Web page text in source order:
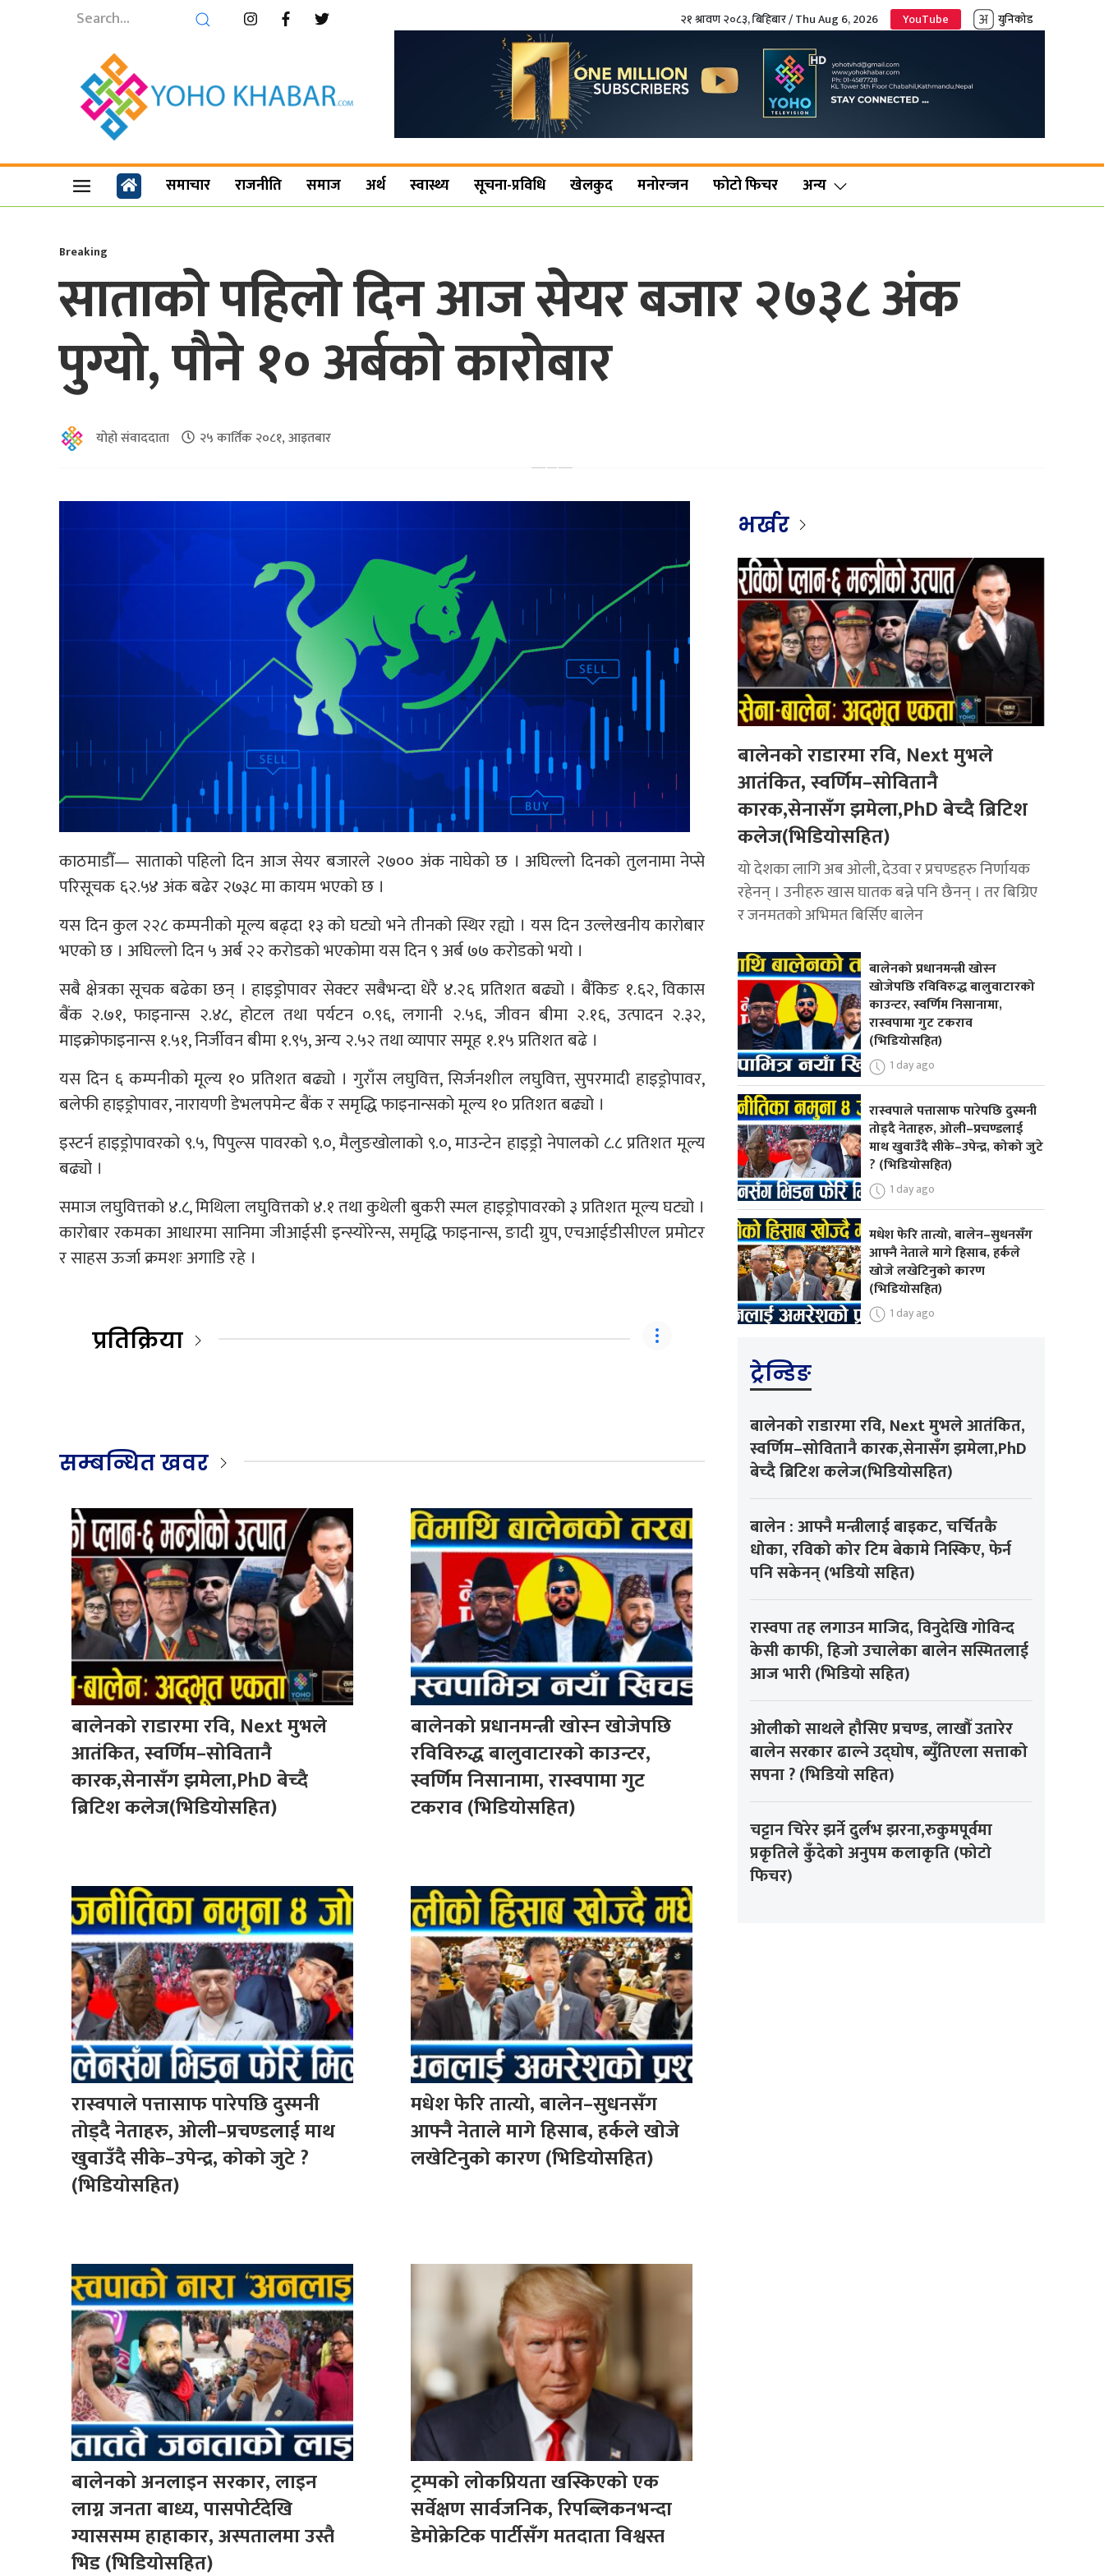
२१ श्रावण २०८३, बिहिबार / Thu Aug 6, 2026 YouTube युनिकोड
समाचार राजनीति समाज अर्थ स्वास्थ्य सूचना-प्रविधि खेलकुद मनोरन्जन फोटो फिचर अन्य
Breaking
साताको पहिलो दिन आज सेयर बजार २७३८ अंक
पुग्यो, पौने १० अर्बको कारोबार
योहो संवाददाता २५ कार्तिक २०८१, आइतबार
काठमाडौँ— साताको पहिलो दिन आज सेयर बजारले २७०० अंक नाघेको छ । अघिल्लो दिनको तुलनामा नेप्से
परिसूचक ६२.५४ अंक बढेर २७३८ मा कायम भएको छ ।
यस दिन कुल २२८ कम्पनीको मूल्य बढ्दा १३ को घट्यो भने तीनको स्थिर रह्यो । यस दिन उल्लेखनीय कारोबार
भएको छ । अघिल्लो दिन ५ अर्ब २२ करोडको भएकोमा यस दिन ९ अर्ब ७७ करोडको भयो ।
सबै क्षेत्रका सूचक बढेका छन् । हाइड्रोपावर सेक्टर सबैभन्दा धेरै ४.२६ प्रतिशत बढ्यो । बैंकिङ १.६२, विकास
बैंक २.७१, फाइनान्स २.४८, होटल तथा पर्यटन ०.९६, लगानी २.५६, जीवन बीमा २.१६, उत्पादन २.३२,
माइक्रोफाइनान्स १.५१, निर्जीवन बीमा १.९५, अन्य २.५२ तथा व्यापार समूह १.१५ प्रतिशत बढे ।
यस दिन ६ कम्पनीको मूल्य १० प्रतिशत बढ्यो । गुराँस लघुवित्त, सिर्जनशील लघुवित्त, सुपरमादी हाइड्रोपावर,
बलेफी हाइड्रोपावर, नारायणी डेभलपमेन्ट बैंक र समृद्धि फाइनान्सको मूल्य १० प्रतिशत बढ्यो ।
इस्टर्न हाइड्रोपावरको ९.५, पिपुल्स पावरको ९.०, मैलुङखोलाको ९.०, माउन्टेन हाइड्रो नेपालको ८.८ प्रतिशत मूल्य
बढ्यो ।
समाज लघुवित्तको ४.८, मिथिला लघुवित्तको ४.१ तथा कुथेली बुकरी स्मल हाइड्रोपावरको ३ प्रतिशत मूल्य घट्यो ।
कारोबार रकमका आधारमा सानिमा जीआईसी इन्स्योरेन्स, समृद्धि फाइनान्स, ङादी ग्रुप, एचआईडीसीएल प्रमोटर
र साहस ऊर्जा क्रमशः अगाडि रहे ।
प्रतिक्रिया
सम्बन्धित खवर
बालेनको राडारमा रवि, Next मुभले
आतंकित, स्वर्णिम–सोवितानै
कारक,सेनासँग झमेला,PhD बेच्दै
ब्रिटिश कलेज(भिडियोसहित)
बालेनको प्रधानमन्त्री खोस्न खोजेपछि
रविविरुद्ध बालुवाटारको काउन्टर,
स्वर्णिम निसानामा, रास्वपामा गुट
टकराव (भिडियोसहित)
रास्वपाले पत्तासाफ पारेपछि दुस्मनी
तोड्दै नेताहरु, ओली–प्रचण्डलाई माथ
खुवाउँदै सीके–उपेन्द्र, कोको जुटे ?
(भिडियोसहित)
मधेश फेरि तात्यो, बालेन–सुधनसँग
आफ्नै नेताले मागे हिसाब, हर्कले खोजे
लखेटिनुको कारण (भिडियोसहित)
बालेनको अनलाइन सरकार, लाइन
लाग्न जनता बाध्य, पासपोर्टदेखि
ग्याससम्म हाहाकार, अस्पतालमा उस्तै
भिड (भिडियोसहित)
ट्रम्पको लोकप्रियता खस्किएको एक
सर्वेक्षण सार्वजनिक, रिपब्लिकनभन्दा
डेमोक्रेटिक पार्टीसँग मतदाता विश्वस्त
भर्खर
बालेनको राडारमा रवि, Next मुभले
आतंकित, स्वर्णिम–सोवितानै
कारक,सेनासँग झमेला,PhD बेच्दै ब्रिटिश
कलेज(भिडियोसहित)
यो देशका लागि अब ओली, देउवा र प्रचण्डहरु निर्णायक
रहेनन् । उनीहरु खास घातक बन्ने पनि छैनन् । तर बिग्रिए
र जनमतको अभिमत बिर्सिए बालेन
बालेनको प्रधानमन्त्री खोस्न
खोजेपछि रविविरुद्ध बालुवाटारको
काउन्टर, स्वर्णिम निसानामा,
रास्वपामा गुट टकराव
(भिडियोसहित)
1 day ago
रास्वपाले पत्तासाफ पारेपछि दुस्मनी
तोड्दै नेताहरु, ओली–प्रचण्डलाई
माथ खुवाउँदै सीके–उपेन्द्र, कोको जुटे
? (भिडियोसहित)
1 day ago
मधेश फेरि तात्यो, बालेन–सुधनसँग
आफ्नै नेताले मागे हिसाब, हर्कले
खोजे लखेटिनुको कारण
(भिडियोसहित)
1 day ago
ट्रेन्डिङ
बालेनको राडारमा रवि, Next मुभले आतंकित,
स्वर्णिम–सोवितानै कारक,सेनासँग झमेला,PhD
बेच्दै ब्रिटिश कलेज(भिडियोसहित)
बालेन : आफ्नै मन्त्रीलाई बाइकट, चर्चितकै
धोका, रविको कोर टिम बेकामे निस्किए, फेर्न
पनि सकेनन् (भडियो सहित)
रास्वपा तह लगाउन माजिद, विनुदेखि गोविन्द
केसी काफी, हिजो उचालेका बालेन सस्मितलाई
आज भारी (भिडियो सहित)
ओलीको साथले हौसिए प्रचण्ड, लाखौँ उतारेर
बालेन सरकार ढाल्ने उद्घोष, ब्युँतिएला सत्ताको
सपना ? (भिडियो सहित)
चट्टान चिरेर झर्ने दुर्लभ झरना,रुकुमपूर्वमा
प्रकृतिले कुँदेको अनुपम कलाकृति (फोटो
फिचर)